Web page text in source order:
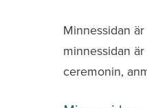
Minnessidan
minnessidan
ceremonin,